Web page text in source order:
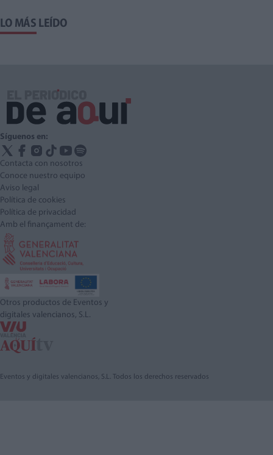
LO MÁS LEÍDO
Síguenos en:
Contacta con nosotros
Conoce nuestro equipo
Aviso legal
Política de cookies
Política de privacidad
Amb el finançament de:
Otros productos de Eventos y
digitales valencianos, S.L.
Eventos y digitales valencianos, S.L. Todos los derechos reservados